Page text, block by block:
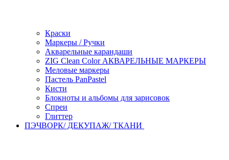
Краски
Маркеры / Ручки
Акварельные карандаши
ZIG Clean Color АКВАРЕЛЬНЫЕ МАРКЕРЫ
Меловые маркеры
Пастель PanPastel
Кисти
Блокноты и альбомы для зарисовок
Спреи
Глиттер
ПЭЧВОРК/ ДЕКУПАЖ/ ТКАНИ